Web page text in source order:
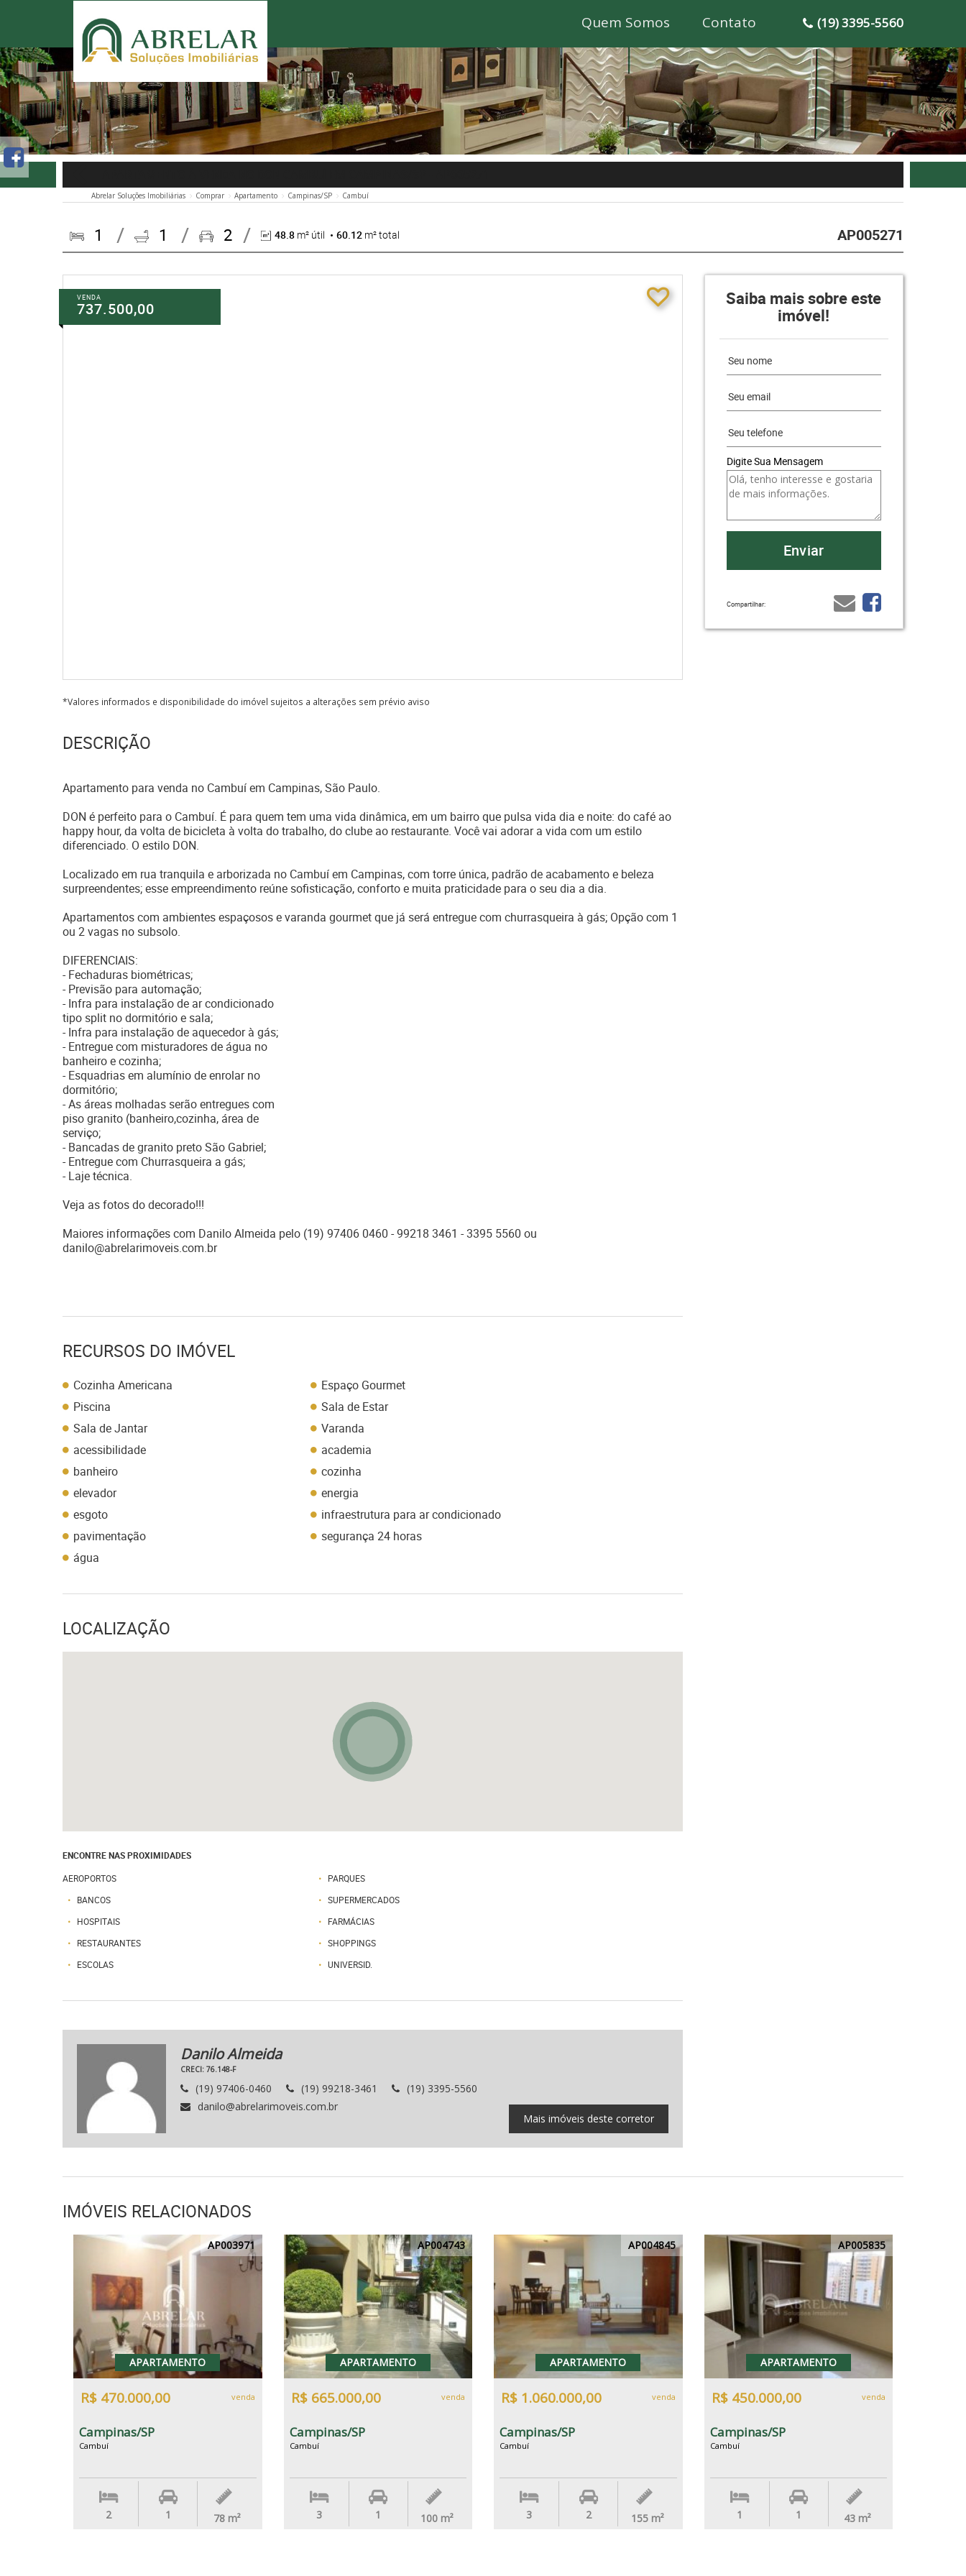
Quem Somos Contato (19) 3395-5560
Abrelar Soluções Imobiliárias Comprar Apartamento Campinas/SP Cambuí
1 1 2 48.8 m² útil 60.12 m² total AP005271
VENDA
737.500,00
Saiba mais sobre este
imóvel!
Digite Sua Mensagem
Compartilhar:
*Valores informados e disponibilidade do imóvel sujeitos a alterações sem prévio aviso
DESCRIÇÃO
Apartamento para venda no Cambuí em Campinas, São Paulo.
DON é perfeito para o Cambuí. É para quem tem uma vida dinâmica, em um bairro que pulsa vida dia e noite: do café ao
happy hour, da volta de bicicleta à volta do trabalho, do clube ao restaurante. Você vai adorar a vida com um estilo
diferenciado. O estilo DON.
Localizado em rua tranquila e arborizada no Cambuí em Campinas, com torre única, padrão de acabamento e beleza
surpreendentes; esse empreendimento reúne sofisticação, conforto e muita praticidade para o seu dia a dia.
Apartamentos com ambientes espaçosos e varanda gourmet que já será entregue com churrasqueira à gás; Opção com 1
ou 2 vagas no subsolo.
DIFERENCIAIS:
- Fechaduras biométricas;
- Previsão para automação;
- Infra para instalação de ar condicionado
tipo split no dormitório e sala;
- Infra para instalação de aquecedor à gás;
- Entregue com misturadores de água no
banheiro e cozinha;
- Esquadrias em alumínio de enrolar no
dormitório;
- As áreas molhadas serão entregues com
piso granito (banheiro,cozinha, área de
serviço;
- Bancadas de granito preto São Gabriel;
- Entregue com Churrasqueira a gás;
- Laje técnica.
Veja as fotos do decorado!!!
Maiores informações com Danilo Almeida pelo (19) 97406 0460 - 99218 3461 - 3395 5560 ou
danilo@abrelarimoveis.com.br
RECURSOS DO IMÓVEL
Cozinha Americana
Espaço Gourmet
Piscina
Sala de Estar
Sala de Jantar
Varanda
acessibilidade
academia
banheiro
cozinha
elevador
energia
esgoto
infraestrutura para ar condicionado
pavimentação
segurança 24 horas
água
LOCALIZAÇÃO
ENCONTRE NAS PROXIMIDADES
AEROPORTOS
PARQUES
BANCOS
SUPERMERCADOS
HOSPITAIS
FARMÁCIAS
RESTAURANTES
SHOPPINGS
ESCOLAS
UNIVERSID.
Danilo Almeida
CRECI: 76.148-F
(19) 97406-0460 (19) 99218-3461
(19) 3395-5560
danilo@abrelarimoveis.com.br
Mais imóveis deste corretor
IMÓVEIS RELACIONADOS
AP003971
APARTAMENTO
R$ 470.000,00 venda
Campinas/SP
Cambuí
2 1 78 m²
AP004743
APARTAMENTO
R$ 665.000,00 venda
Campinas/SP
Cambuí
3 1 100 m²
AP004845
APARTAMENTO
R$ 1.060.000,00 venda
Campinas/SP
Cambuí
3 2 155 m²
AP005835
APARTAMENTO
R$ 450.000,00 venda
Campinas/SP
Cambuí
1 1 43 m²